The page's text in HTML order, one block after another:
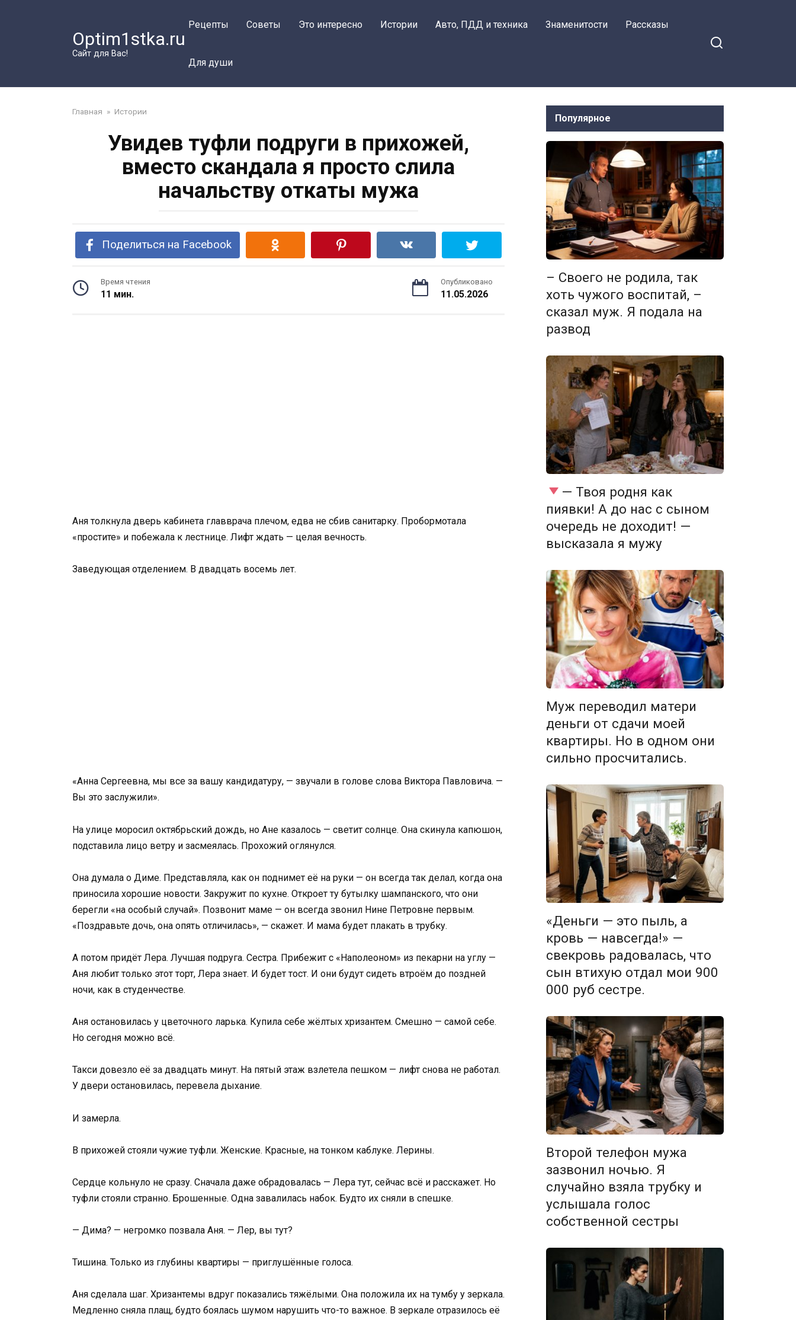
Optim1stka.ru
Сайт для Вас!
Рецепты Советы Это интересно Истории Авто, ПДД и техника Знаменитости Рассказы
Для души
Главная » Истории
Увидев туфли подруги в прихожей,
вместо скандала я просто слила
начальству откаты мужа
Поделиться на Facebook
Время чтения
11 мин.
Опубликовано
11.05.2026
Аня толкнула дверь кабинета главврача плечом, едва не сбив санитарку. Пробормотала
«простите» и побежала к лестнице. Лифт ждать — целая вечность.
Заведующая отделением. В двадцать восемь лет.
«Анна Сергеевна, мы все за вашу кандидатуру, — звучали в голове слова Виктора Павловича. —
Вы это заслужили».
На улице моросил октябрьский дождь, но Ане казалось — светит солнце. Она скинула капюшон,
подставила лицо ветру и засмеялась. Прохожий оглянулся.
Она думала о Диме. Представляла, как он поднимет её на руки — он всегда так делал, когда она
приносила хорошие новости. Закружит по кухне. Откроет ту бутылку шампанского, что они
берегли «на особый случай». Позвонит маме — он всегда звонил Нине Петровне первым.
«Поздравьте дочь, она опять отличилась», — скажет. И мама будет плакать в трубку.
А потом придёт Лера. Лучшая подруга. Сестра. Прибежит с «Наполеоном» из пекарни на углу —
Аня любит только этот торт, Лера знает. И будет тост. И они будут сидеть втроём до поздней
ночи, как в студенчестве.
Аня остановилась у цветочного ларька. Купила себе жёлтых хризантем. Смешно — самой себе.
Но сегодня можно всё.
Такси довезло её за двадцать минут. На пятый этаж взлетела пешком — лифт снова не работал.
У двери остановилась, перевела дыхание.
И замерла.
В прихожей стояли чужие туфли. Женские. Красные, на тонком каблуке. Лерины.
Сердце кольнуло не сразу. Сначала даже обрадовалась — Лера тут, сейчас всё и расскажет. Но
туфли стояли странно. Брошенные. Одна завалилась набок. Будто их сняли в спешке.
— Дима? — негромко позвала Аня. — Лер, вы тут?
Тишина. Только из глубины квартиры — приглушённые голоса.
Аня сделала шаг. Хризантемы вдруг показались тяжёлыми. Она положила их на тумбу у зеркала.
Медленно сняла плащ, будто боялась шумом нарушить что-то важное. В зеркале отразилось её
Популярное
– Своего не родила, так
хоть чужого воспитай, –
сказал муж. Я подала на
развод
— Твоя родня как
пиявки! А до нас с сыном
очередь не доходит! —
высказала я мужу
Муж переводил матери
деньги от сдачи моей
квартиры. Но в одном они
сильно просчитались.
«Деньги — это пыль, а
кровь — навсегда!» —
свекровь радовалась, что
сын втихую отдал мои 900
000 руб сестре.
Второй телефон мужа
зазвонил ночью. Я
случайно взяла трубку и
услышала голос
собственной сестры